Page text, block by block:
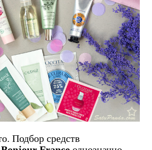
Подбор средств